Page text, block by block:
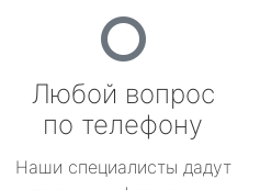
Любой вопрос
по телефону
Наши специалисты дадут